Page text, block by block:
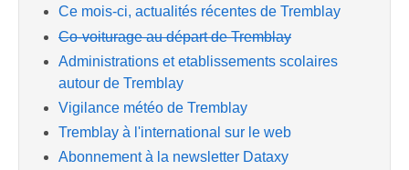
Ce mois-ci, actualités récentes de Tremblay
Co-voiturage au départ de Tremblay
Administrations et etablissements scolaires
autour de Tremblay
Vigilance météo de Tremblay
Tremblay à l'international sur le web
Abonnement à la newsletter Dataxy